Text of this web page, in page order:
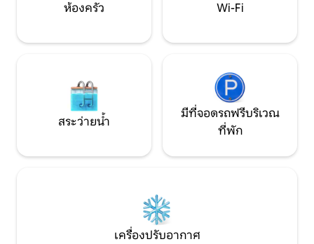
ห้องครัว Wi-Fi
สระว่ายน้ำ
มีที่จอดรถฟรีบริเวณ
ที่พัก
เครื่องปรับอากาศ